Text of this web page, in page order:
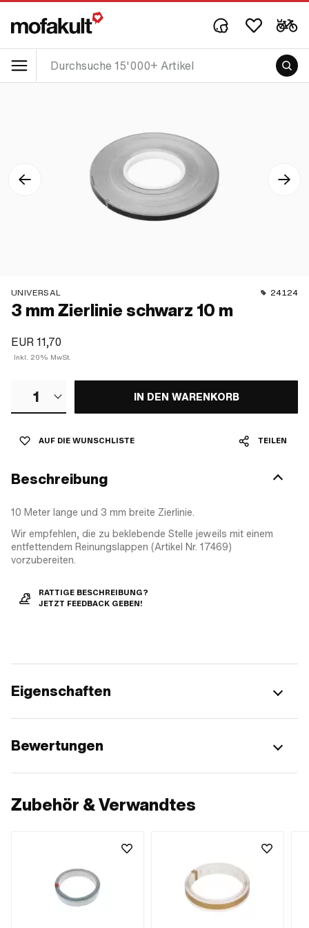
UNIVERSAL 24124
3 mm Zierlinie schwarz 10 m
EUR 11,70
Inkl. 20% MwSt.
1 IN DEN WARENKORB
AUF DIE WUNSCHLISTE TEILEN
Beschreibung
10 Meter lange und 3 mm breite Zierlinie.
Wir empfehlen, die zu beklebende Stelle jeweils mit einem
entfettendem Reinungslappen (Artikel Nr. 17469)
vorzubereiten.
RATTIGE BESCHREIBUNG?
JETZT FEEDBACK GEBEN!
Eigenschaften
Bewertungen
Zubehör & Verwandtes